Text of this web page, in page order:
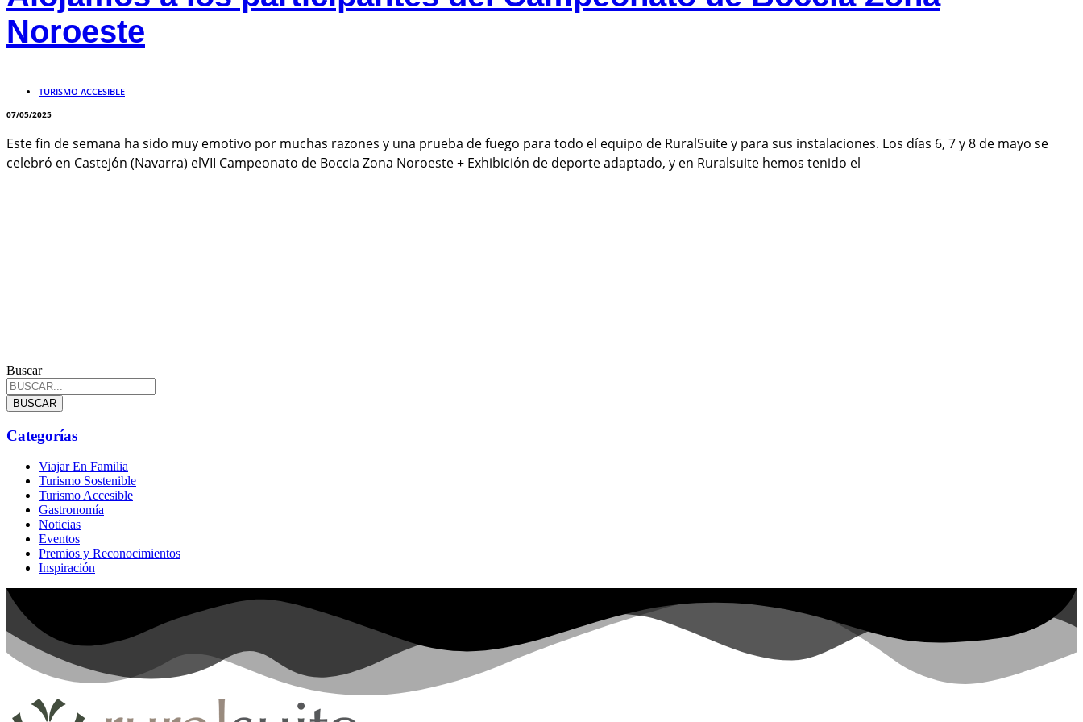
Noroeste
TURISMO ACCESIBLE
07/05/2025
Este fin de semana ha sido muy emotivo por muchas razones y una prueba de fuego para todo el equipo de RuralSuite y para sus instalaciones. Los días 6, 7 y 8 de mayo se
celebró en Castejón (Navarra) elVII Campeonato de Boccia Zona Noroeste + Exhibición de deporte adaptado, y en Ruralsuite hemos tenido el
Buscar
BUSCAR
Categorías
Viajar En Familia
Turismo Sostenible
Turismo Accesible
Gastronomía
Noticias
Eventos
Premios y Reconocimientos
Inspiración